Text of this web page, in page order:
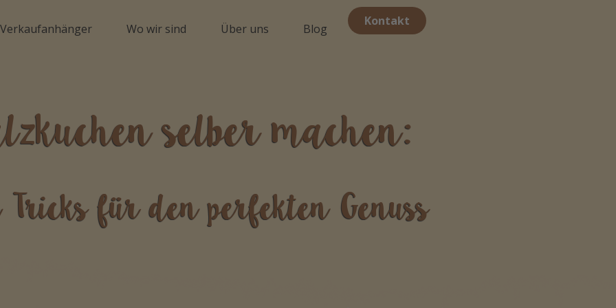
Wo wir sind Über uns Blog
Kontakt
selber machen:
Tricks für den perfekten Genuss